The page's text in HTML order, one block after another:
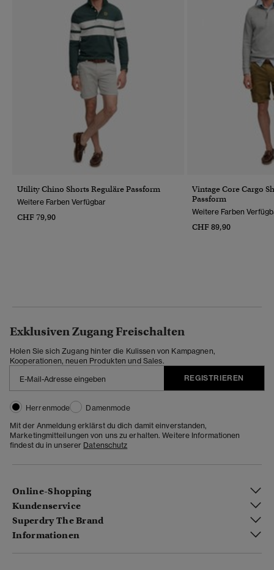
Utility Chino Shorts Reguläre Passform
Weitere Farben Verfügbar
CHF 79,90
Vintage Core Cargo
Passform
Weitere Farben
CHF 89,90
Exklusiven Zugang Freischalten
Holen Sie sich Zugang hinter die Kulissen von Kampagnen,
Kooperationen, neuen Produkten und Sales.
REGISTRIEREN
Herrenmode
Damenmode
Mit der Anmeldung erklärst du dich damit einverstanden,
Marketingmitteilungen von uns zu erhalten. Weitere Informationen
findest du in unserer Datenschutz
Online-Shopping
Kundenservice
Superdry The Brand
Informationen